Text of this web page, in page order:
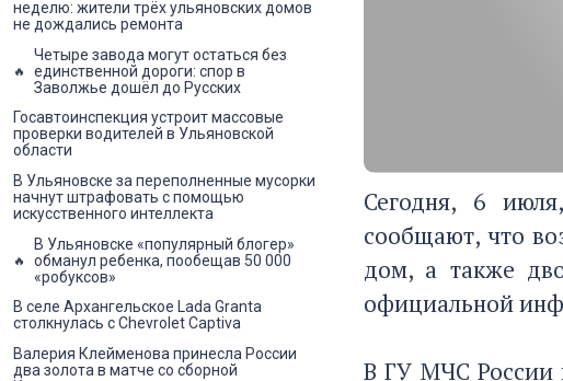
Сегодня, 6
сообщают, что
дом, а также
официальной
В ГУ МЧС России
неделю: жители трёх ульяновских домов
не дождались ремонта
Четыре завода могут остаться без
единственной дороги: спор в
Заволжье дошёл до Русских
Госавтоинспекция устроит массовые
проверки водителей в Ульяновской
области
В Ульяновске за переполненные мусорки
начнут штрафовать с помощью
искусственного интеллекта
В Ульяновске «популярный блогер»
обманул ребенка, пообещав 50 000
«робуксов»
В селе Архангельское Lada Granta
столкнулась с Chevrolet Captiva
Валерия Клейменова принесла России
два золота в матче со сборной